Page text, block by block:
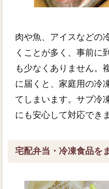
肉や魚、アイスなどの
くことが多く、事前に
も少なくありません。
に届くと、家庭用の冷
てしまいます。サブ冷
にも安心して対応でき
宅配弁当・冷凍食品を